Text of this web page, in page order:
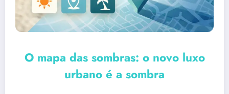
O mapa das sombras: o novo luxo
urbano é a sombra